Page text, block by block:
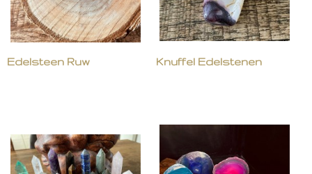
Edelsteen Ruw Knuffel Edelstenen